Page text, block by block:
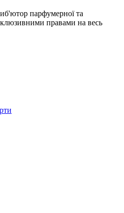
парфумерної та
правами на весь